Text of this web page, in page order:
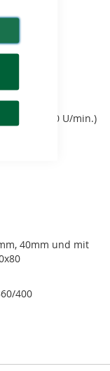
1500 U/min.)
40mm und mit
400